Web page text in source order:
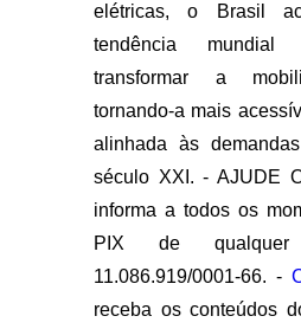
elétricas, o Brasil
tendência mundial
transformar a
tornando-a mais
alinhada às
século XXI. - AJUDE
informa a todos os
PIX de
11.086.919/0001-66. -
receba os conteúdos